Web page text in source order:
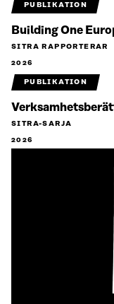
PUBLIKATION
Building One
SITRA RAPPORTERAR
2026
PUBLIKATION
SITRA-SARJA
2026